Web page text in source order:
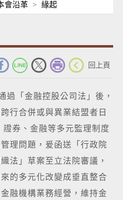
會沿革 緣起
回上頁
過「金融控股公司法」後，
行合併或與異業結盟者日
券、金融等多元監理制度
理問題，爰函送「行政院
法」草案至立法院審議，
的多元化改變成垂直整合
融機構業務經營，維持金